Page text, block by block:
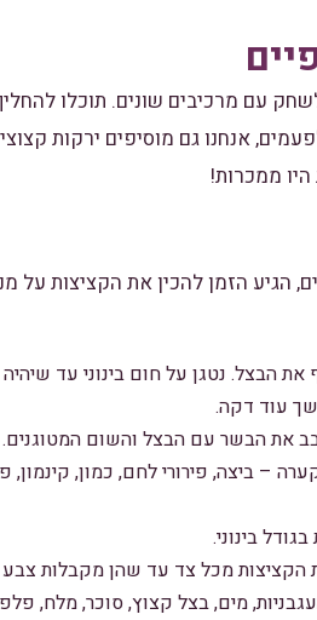
עם מרכיבים שונים. תוכלו
אנחנו גם מוסיפים ירקות
ממכרות!
הגיע הזמן להכין את הקציצות
הבצל. נטגן על חום בינוני עד שיהיה
עוד דקה.
את הבשר עם הבצל והשום המטוגנים.
– ביצה, פירורי לחם, כמון,
בינוני.
מכל צד עד שהן מקבלות צבע
מים, בצל קצוץ, סוכר, מלח,